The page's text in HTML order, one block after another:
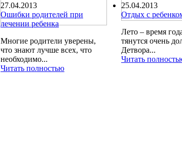
27.04.2013
Ошибки родителей при
лечении ребенка
Многие родители уверены,
что знают лучше всех, что
необходимо...
Читать полностью
25.04.2013
Отдых с
Лето – время
тянутся очень
Детвора...
Читать